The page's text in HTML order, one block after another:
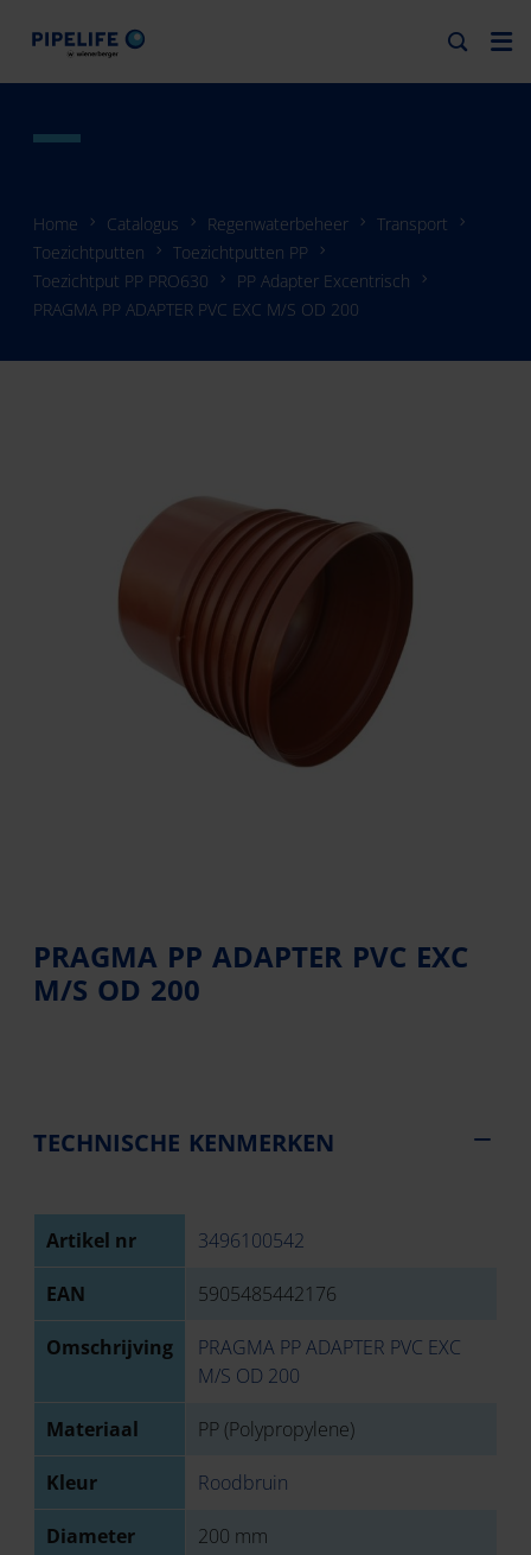
Home Catalogus Regenwaterbeheer
Transport
Toezichtputten
Toezichtputten PP
Toezichtput PP PRO630
PP Adapter Excentrisch
PRAGMA PP ADAPTER PVC EXC M/S OD 200
PRAGMA PP ADAPTER PVC EXC
M/S OD 200
TECHNISCHE KENMERKEN
Artikel nr 3496100542
EAN 5905485442176
Omschrijving
PRAGMA PP ADAPTER PVC EXC
M/S OD 200
Materiaal PP (Polypropylene)
Kleur Roodbruin
Diameter 200 mm